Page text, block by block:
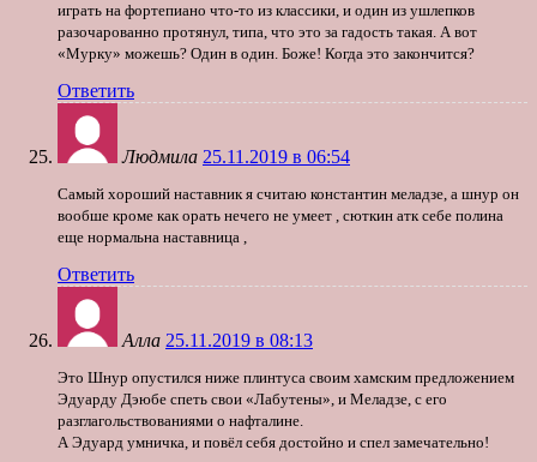
играть на фортепиано что-то из классики, и один из ушлепков
разочарованно протянул, типа, что это за гадость такая. А вот
«Мурку» можешь? Один в один. Боже! Когда это закончится?
Ответить
Людмила 25.11.2019 в 06:54
Самый хороший наставник я считаю константин меладзе, а шнур он
вообше кроме как орать нечего не умеет , сюткин атк себе полина
еще нормальна наставница ,
Ответить
Алла 25.11.2019 в 08:13
Это Шнур опустился ниже плинтуса своим хамским предложением
Эдуарду Дэюбе спеть свои «Лабутены», и Меладзе, с его
разглагольствованиями о нафталине.
А Эдуард умничка, и повёл себя достойно и спел замечательно!